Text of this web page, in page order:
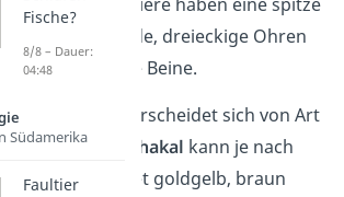
Schnauze, stehende, dreieckige Ohren
und ziemlich lange Beine.
Fellfarbe unterscheidet sich von Art
Art. DerGoldschakal kann je nach
goldgelb, braun
Fische?
8/8 – Dauer:
04:48
Südamerika
Faultier